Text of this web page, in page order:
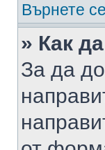
Върнете
» Как
За да